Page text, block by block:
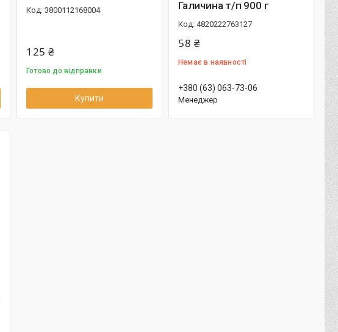
3800112168004
125 ₴
Готово до відправки
Купити
Галичина т/п 900 г
4820222763127
58 ₴
Немає в наявності
+380 (63) 063-73-06
Менеджер